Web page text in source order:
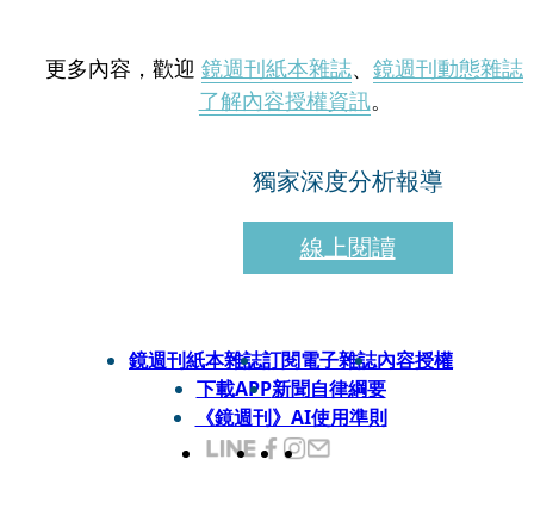
更多內容，歡迎 鏡週刊紙本雜誌、 鏡週刊動態雜誌
了解內容授權資訊。
獨家深度分析報導
線上閱讀
鏡週刊紙本雜誌訂閱電子雜誌內容授權
下載APP新聞自律綱要
《鏡週刊》AI使用準則